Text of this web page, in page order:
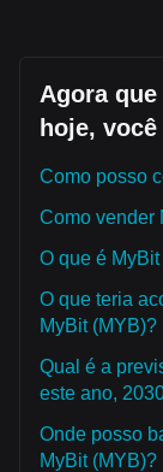
Agora
hoje,
Como posso
Como vender
O que é
O que teria
MyBit (MYB)?
Qual é a
este ano,
Onde posso
MyBit (MYB)?